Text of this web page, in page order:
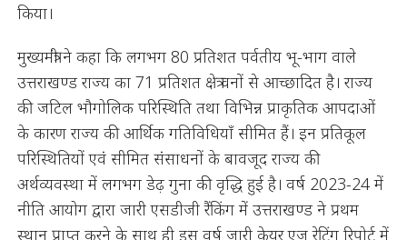
किया।
मुख्यमंत्री ने कहा कि लगभग 80 प्रतिशत पर्वतीय भू-भाग वाले
उत्तराखण्ड राज्य का 71 प्रतिशत क्षेत्र वनों से आच्छादित है। राज्य
की जटिल भौगोलिक परिस्थिति तथा विभिन्न प्राकृतिक आपदाओं
के कारण राज्य की आर्थिक गतिविधियाँ सीमित हैं। इन प्रतिकूल
परिस्थितियों एवं सीमित संसाधनों के बावजूद राज्य की
अर्थव्यवस्था में लगभग डेढ़ गुना की वृद्धि हुई है। वर्ष 2023-24 में
नीति आयोग द्वारा जारी एसडीजी रैंकिंग में उत्तराखण्ड ने प्रथम
स्थान प्राप्त करने के साथ ही इस वर्ष जारी केयर एज रेटिंग रिपोर्ट में